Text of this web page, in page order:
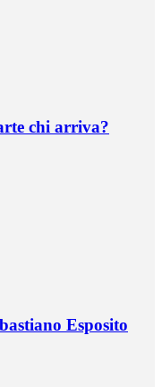
chi arriva?
Esposito